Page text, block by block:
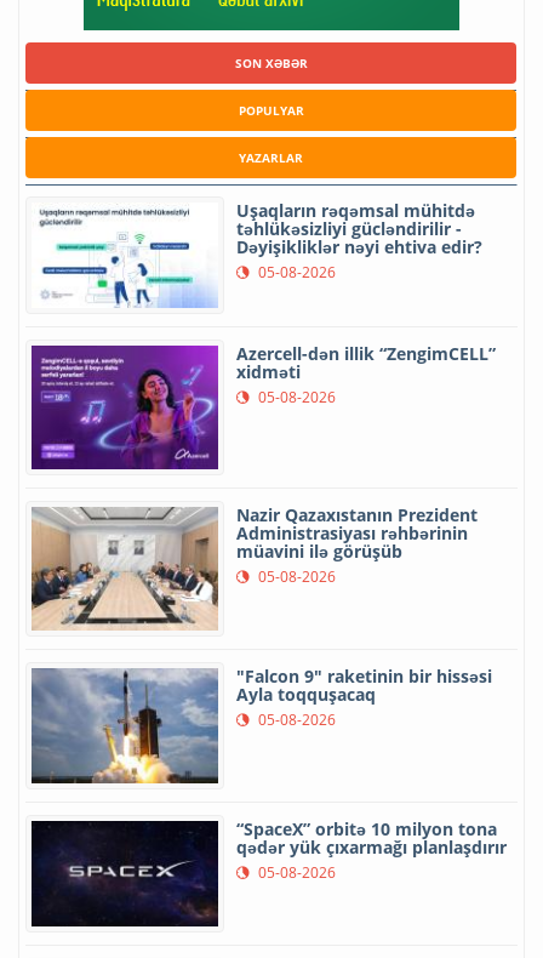
SON XƏBƏR
POPULYAR
YAZARLAR
Uşaqların rəqəmsal mühitdə
təhlükəsizliyi gücləndirilir -
Dəyişikliklər nəyi ehtiva edir?
05-08-2026
Azercell-dən illik “ZengimCELL”
xidməti
05-08-2026
Nazir Qazaxıstanın Prezident
Administrasiyası rəhbərinin
müavini ilə görüşüb
05-08-2026
"Falcon 9" raketinin bir hissəsi
Ayla toqquşacaq
05-08-2026
“SpaceX” orbitə 10 milyon tona
qədər yük çıxarmağı planlaşdırır
05-08-2026